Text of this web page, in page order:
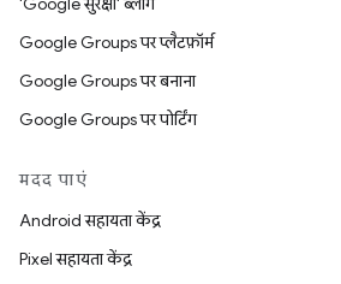
Google Groups पर प्लैटफ़ॉर्म
Google Groups पर बनाना
Google Groups पर पोर्टिंग
मदद पाएं
Android सहायता केंद्र
Pixel सहायता केंद्र